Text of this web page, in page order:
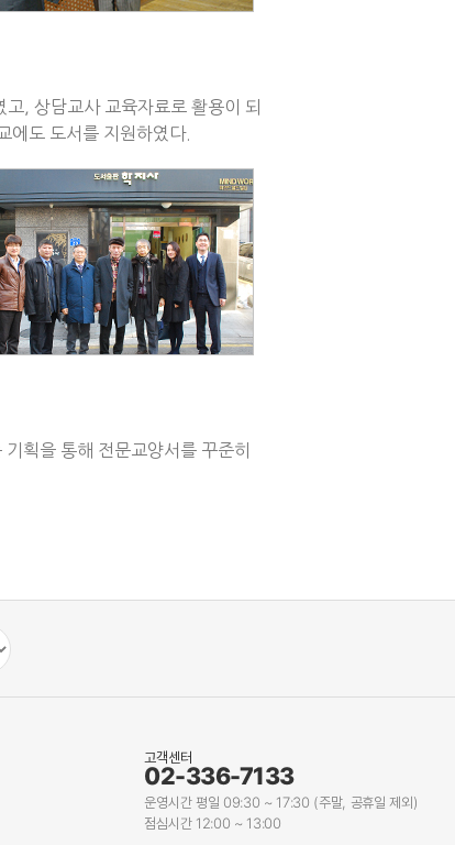
, 상담교사 교육자료로 활용이 되
에도 도서를 지원하였다.
획을 통해 전문교양서를 꾸준히
고객센터
02-336-7133
운영시간 평일 09:30 ~ 17:30 (주말, 공휴일 제외)
점심시간 12:00 ~ 13:00